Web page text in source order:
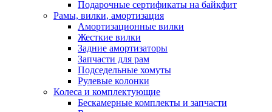
Подарочные сертификаты на байкфит
Рамы, вилки, амортизация
Амортизационные вилки
Жесткие вилки
Задние амортизаторы
Запчасти для рам
Подседельные хомуты
Рулевые колонки
Колеса и комплектующие
Бескамерные комплекты и запчасти